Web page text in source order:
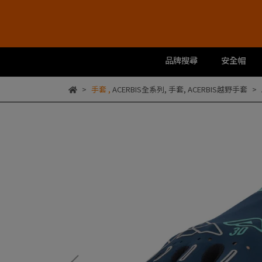
品牌搜尋 安全帽
手套, ACERBIS全系列, 手套, ACERBIS越野手套